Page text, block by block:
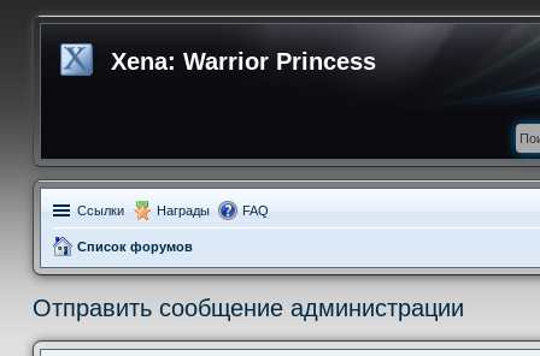
Xena: Warrior Princess
Ссылки Награды FAQ
Список форумов
Отправить сообщение администрации